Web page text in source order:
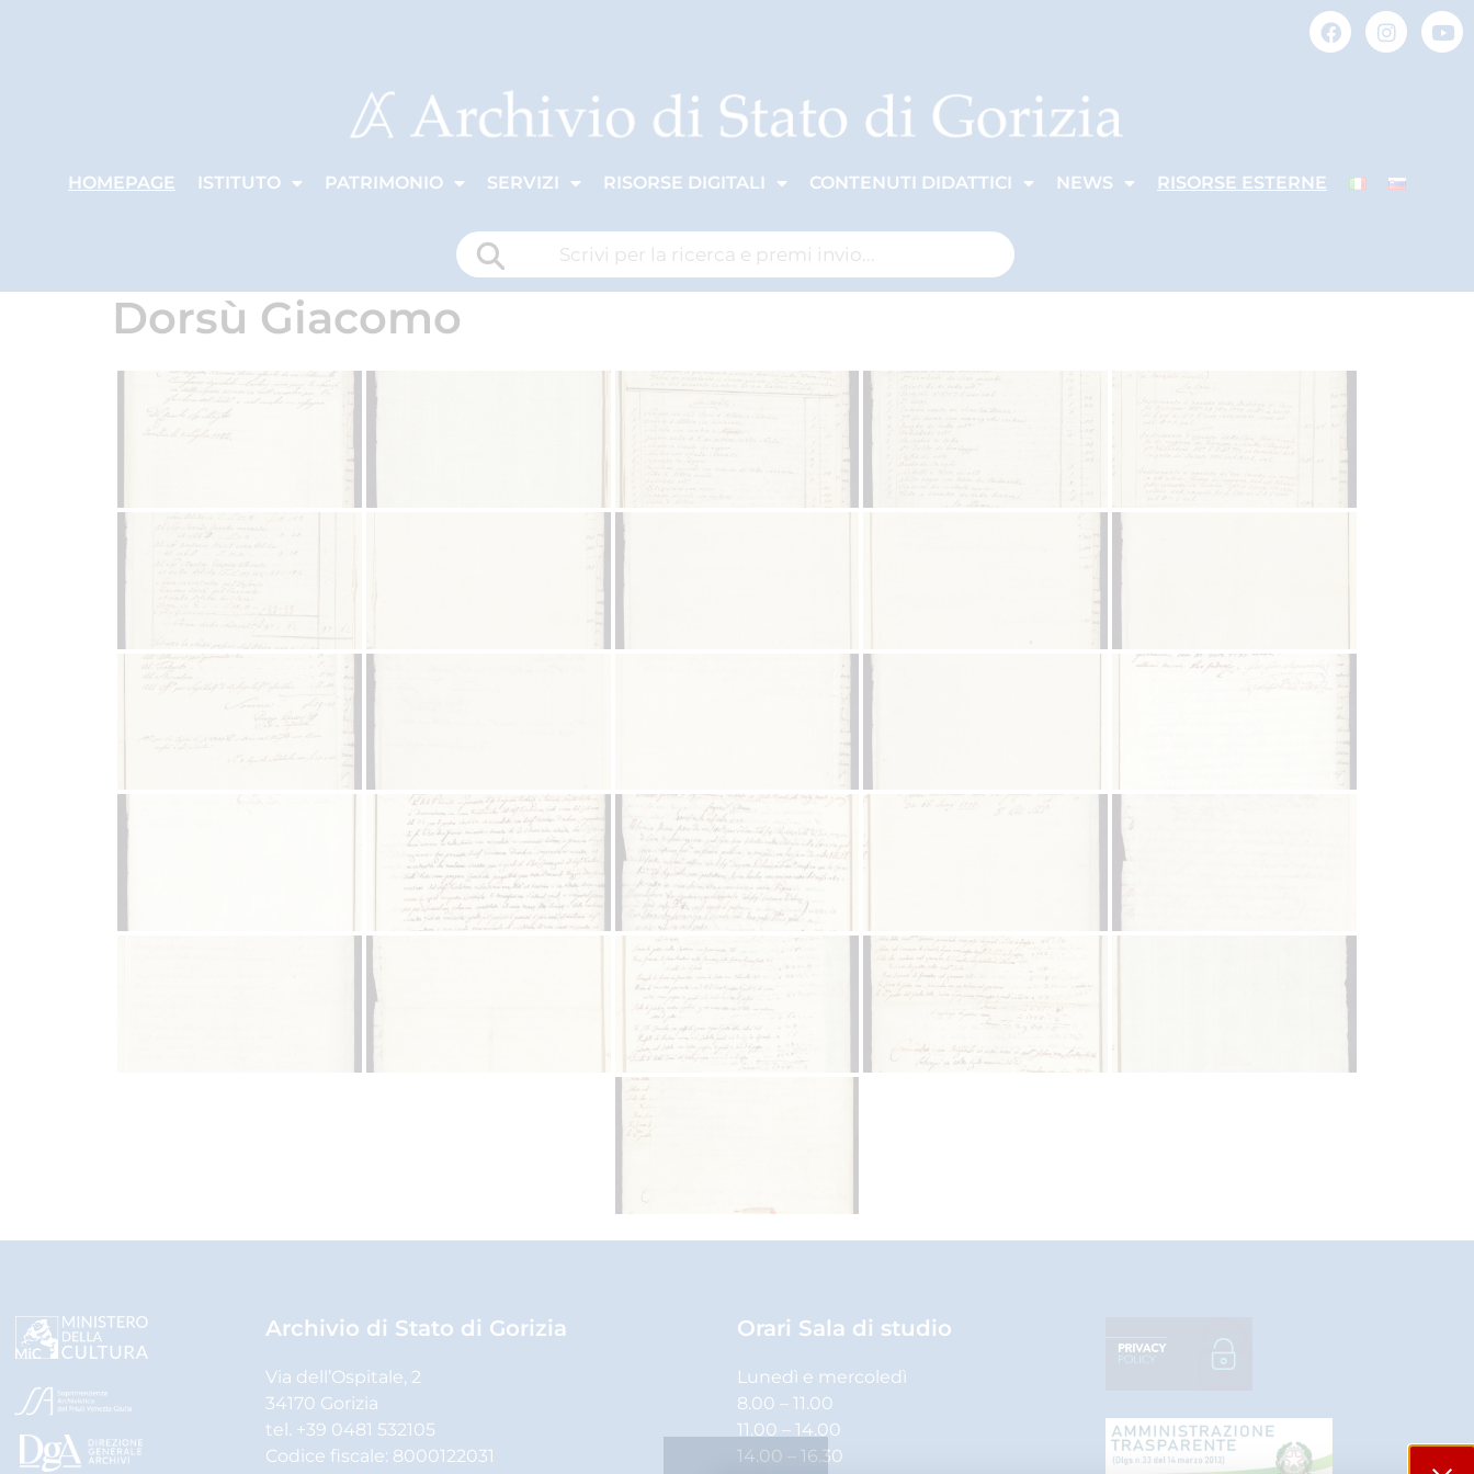
HOMEPAGE ISTITUTO PATRIMONIO SERVIZI RISORSE DIGITALI CONTENUTI DIDATTICI NEWS RISORSE ESTERNE
Dorsù Giacomo
Archivio di Stato di Gorizia
Via dell’Ospitale, 2
34170 Gorizia
tel. +39 0481 532105
Codice fiscale: 8000122031
Orari Sala di studio
Lunedì e mercoledì
8.00 – 11.00
11.00 – 14.00
14.00 – 16.30